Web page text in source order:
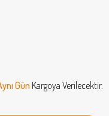
Gün Kargoya Verilecektir.